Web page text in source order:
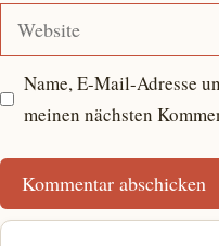
Website
Name, E-Mail-Adresse
meinen nächsten